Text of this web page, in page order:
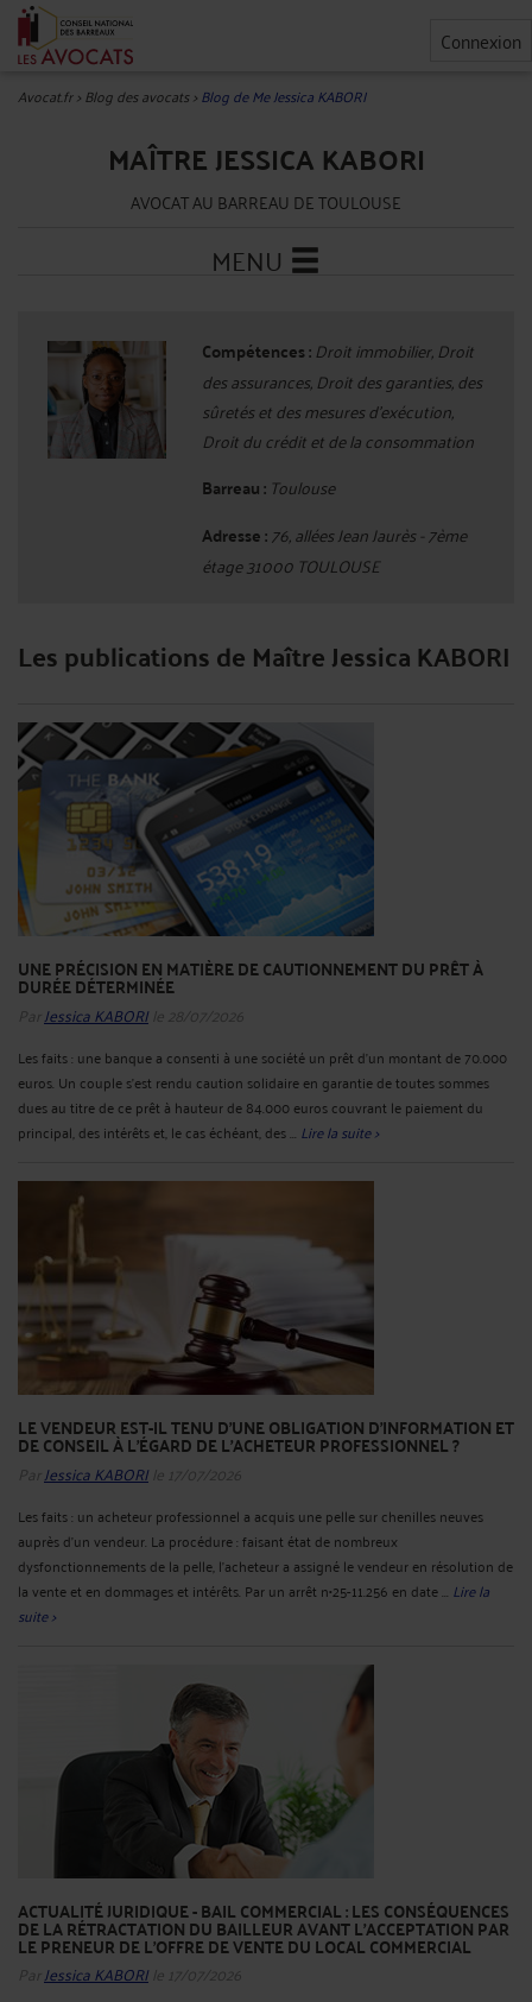
Connexion
Avocat.fr>Blog des avocats>Blog de Me Jessica KABORI
MAÎTRE JESSICA KABORI
AVOCAT AU BARREAU DE TOULOUSE
MENU
Compétences : Droit immobilier, Droit
des assurances, Droit des garanties, des
sûretés et des mesures d'exécution,
Droit du crédit et de la consommation
Barreau : Toulouse
Adresse :76, allées Jean Jaurès - 7ème
étage 31000 TOULOUSE
Les publications de Maître Jessica KABORI
UNE PRÉCISION EN MATIÈRE DE CAUTIONNEMENT DU PRÊT À
DURÉE DÉTERMINÉE
Par Jessica KABORI le 28/07/2026
Les faits : une banque a consenti à une société un prêt d'un montant de 70.000
euros. Un couple s’est rendu caution solidaire en garantie de toutes sommes
dues au titre de ce prêt à hauteur de 84.000 euros couvrant le paiement du
principal, des intérêts et, le cas échéant, des ... Lire la suite >
LE VENDEUR EST-IL TENU D’UNE OBLIGATION D’INFORMATION ET
DE CONSEIL À L’ÉGARD DE L’ACHETEUR PROFESSIONNEL ?
Par Jessica KABORI le 17/07/2026
Les faits : un acheteur professionnel a acquis une pelle sur chenilles neuves
auprès d’un vendeur. La procédure : faisant état de nombreux
dysfonctionnements de la pelle, l’acheteur a assigné le vendeur en résolution de
la vente et en dommages et intérêts. Par un arrêt n•25-11.256 en date ... Lire la
suite >
ACTUALITÉ JURIDIQUE - BAIL COMMERCIAL : LES CONSÉQUENCES
DE LA RÉTRACTATION DU BAILLEUR AVANT L'ACCEPTATION PAR
LE PRENEUR DE L'OFFRE DE VENTE DU LOCAL COMMERCIAL
Par Jessica KABORI le 17/07/2026